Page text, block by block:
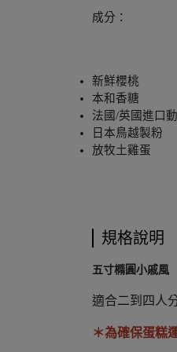
成分：
新鮮櫻桃
本和香糖
法國/英國進口動
日本鳥越製粉
放牧土雞蛋
規格說明
五寸橢圓小戚風
適合二到四人
＊為確保蛋糕